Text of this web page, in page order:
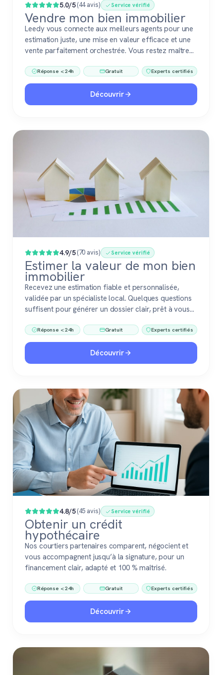
5.0/5(44 avis) Service vérifié
Vendre mon bien immobilier
Leedy vous connecte aux meilleurs agents pour une
estimation juste, une mise en valeur efficace et une
vente parfaitement orchestrée. Vous restez maître
Réponse < 24h Gratuit Experts certifiés
Découvrir
4.9/5(70 avis) Service vérifié
Estimer la valeur de mon bien
immobilier
Recevez une estimation fiable et personnalisée,
validée par un spécialiste local. Quelques questions
suffisent pour générer un dossier clair, prêt à vous
immobilier. Gratuit, sans engagement, 100 %
confiance.
Réponse < 24h Gratuit Experts certifiés
Découvrir
4.8/5(45 avis) Service vérifié
Obtenir un crédit
hypothécaire
Nos courtiers partenaires comparent, négocient et
vous accompagnent jusqu’à la signature, pour un
financement clair, adapté et 100 % maîtrisé.
Réponse < 24h Gratuit Experts certifiés
Découvrir